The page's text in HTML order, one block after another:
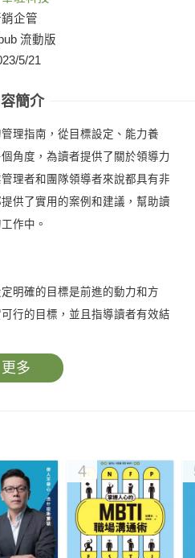
企管
流動版
5/21
簡介
指南，從目標設定、能力養
角度，為讀者提供了關於領導力
理者和團隊領導者來說都具有非
供了實用的案例和建議，幫助讀
作中。
確的目標是前進的動力和方
行的目標，並且指導讀者有效結
和能力，提高工作效率，但同
則和步驟，以免發生管理失誤。
更多
4